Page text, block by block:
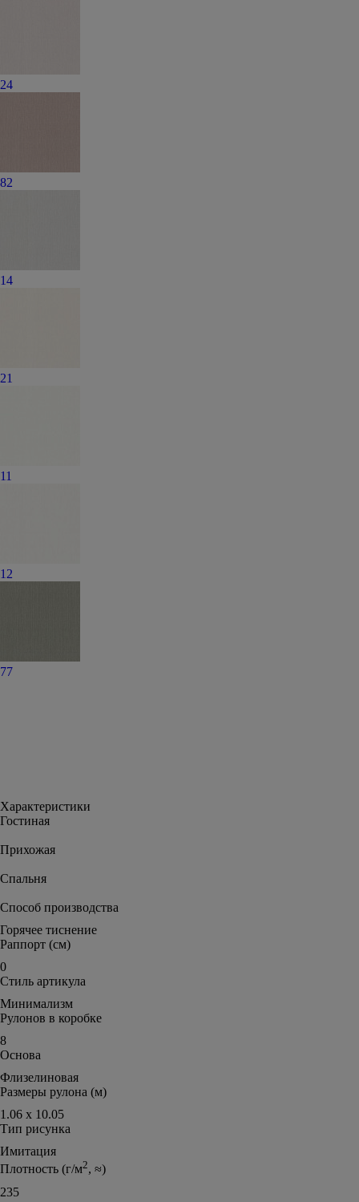
24
82
14
21
11
12
77
Характеристики
Гостиная
Прихожая
Спальня
Способ производства
Горячее тиснение
Раппорт (см)
0
Стиль артикула
Минимализм
Рулонов в коробке
8
Основа
Флизелиновая
Размеры рулона (м)
1.06 х 10.05
Тип рисунка
Имитация
Плотность (г/м2, ≈)
235